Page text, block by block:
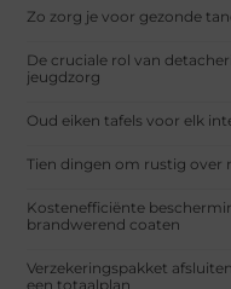
Zo zorg je voor gezonde
De cruciale rol van
jeugdzorg
Oud eiken tafels voor elk
Tien dingen om rustig over
Kostenefficiënte
brandwerend coaten
Verzekeringspakket
een totaalplan